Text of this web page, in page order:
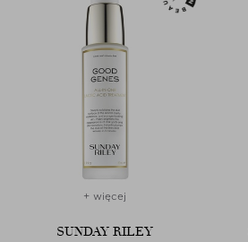
+ więcej
SUNDAY RILEY